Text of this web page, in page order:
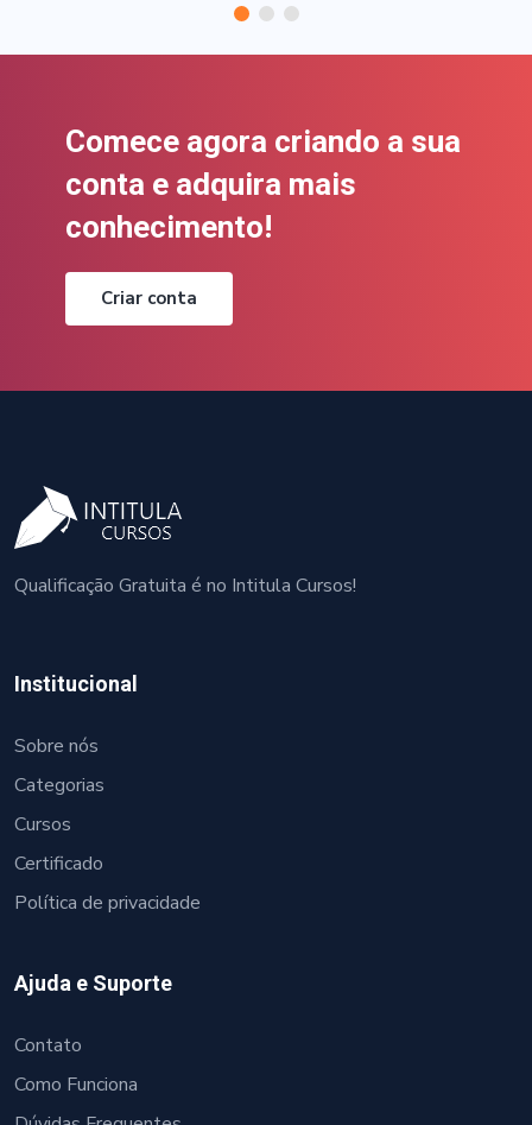
Comece agora criando a sua
conta e adquira mais
conhecimento!
Criar conta
Qualificação Gratuita é no Intitula Cursos!
Institucional
Sobre nós
Categorias
Cursos
Certificado
Política de privacidade
Ajuda e Suporte
Contato
Como Funciona